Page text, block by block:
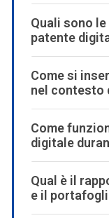
Quali sono
patente
Come si
nel contesto
Come
digitale
Qual è il
e il